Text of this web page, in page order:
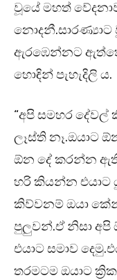
වූයේ මහත්
නොදනී.සාරණ්‍යාට
ඇරඹෙන්නට ඇත්තේ
හොඳින් පැහැදිලි ය.
“අපි සමහර
ලෑස්ති නෑ.ඔයාට
ඕන දේ කරන්න
හරි කියන්න එයාට
කිව්වනම් ඔයා
පුලුවන්.ඒ නිසා
එයාට සමාව
තරමටම ඔයාට